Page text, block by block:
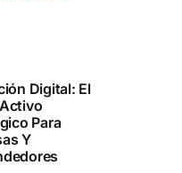
Digital: El
Para
Y